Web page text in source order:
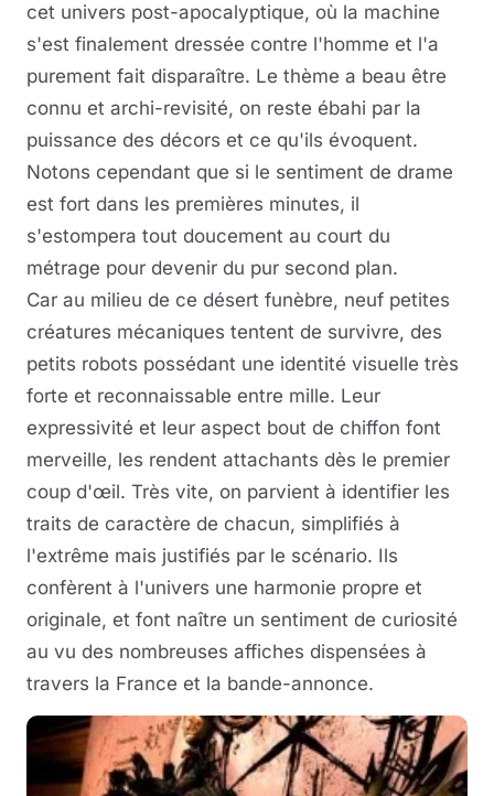
cet univers post-apocalyptique, où la machine
s'est finalement dressée contre l'homme et l'a
purement fait disparaître. Le thème a beau être
connu et archi-revisité, on reste ébahi par la
puissance des décors et ce qu'ils évoquent.
Notons cependant que si le sentiment de drame
est fort dans les premières minutes, il
s'estompera tout doucement au court du
métrage pour devenir du pur second plan.
Car au milieu de ce désert funèbre, neuf petites
créatures mécaniques tentent de survivre, des
petits robots possédant une identité visuelle très
forte et reconnaissable entre mille. Leur
expressivité et leur aspect bout de chiffon font
merveille, les rendent attachants dès le premier
coup d'œil. Très vite, on parvient à identifier les
traits de caractère de chacun, simplifiés à
l'extrême mais justifiés par le scénario. Ils
confèrent à l'univers une harmonie propre et
originale, et font naître un sentiment de curiosité
au vu des nombreuses affiches dispensées à
travers la France et la bande-annonce.